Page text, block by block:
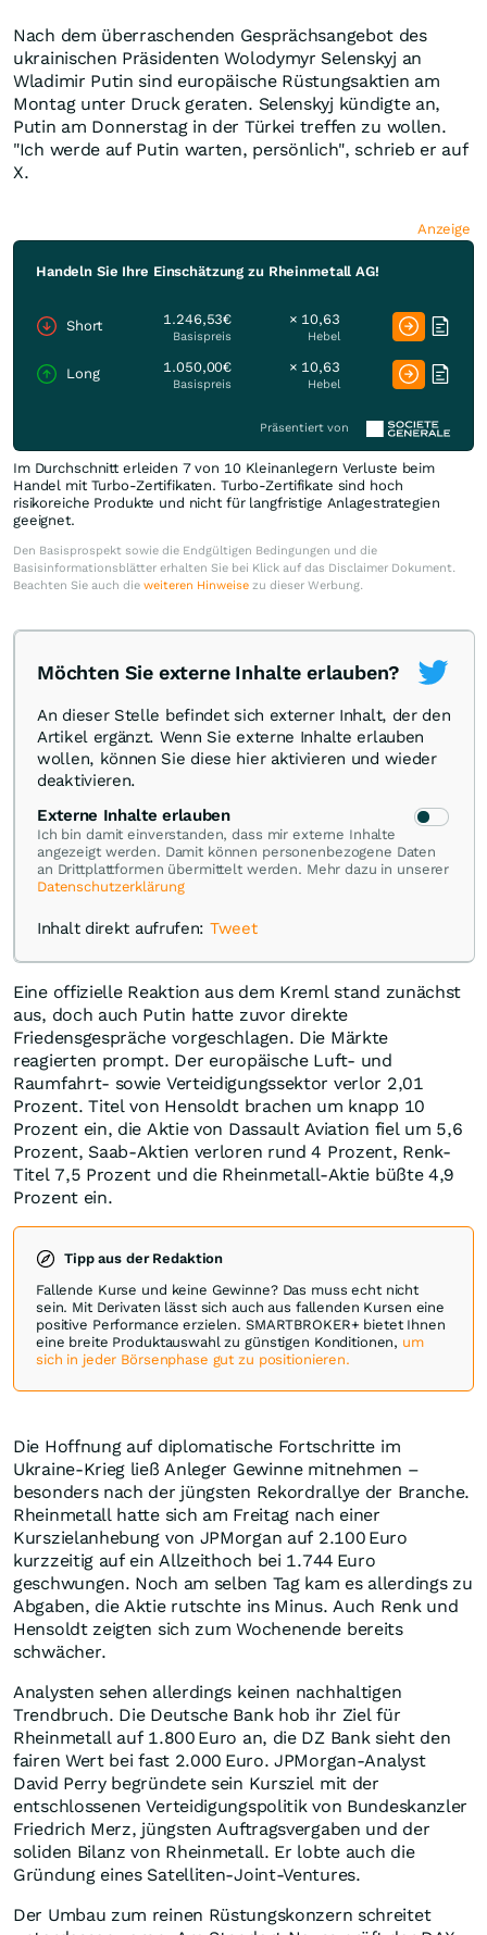
Nach dem überraschenden Gesprächsangebot des
ukrainischen Präsidenten Wolodymyr Selenskyj an
Wladimir Putin sind europäische Rüstungsaktien am
Montag unter Druck geraten. Selenskyj kündigte an,
Putin am Donnerstag in der Türkei treffen zu wollen.
"Ich werde auf Putin warten, persönlich", schrieb er auf
X.
Anzeige
Handeln Sie Ihre Einschätzung zu Rheinmetall AG!
Short 1.246,53€
Basispreis
× 10,63
Hebel
Long 1.050,00€
Basispreis
× 10,63
Hebel
Präsentiert von
Im Durchschnitt erleiden 7 von 10 Kleinanlegern Verluste beim
Handel mit Turbo-Zertifikaten. Turbo-Zertifikate sind hoch
risikoreiche Produkte und nicht für langfristige Anlagestrategien
geeignet.
Den Basisprospekt sowie die Endgültigen Bedingungen und die
Basisinformationsblätter erhalten Sie bei Klick auf das Disclaimer Dokument.
Beachten Sie auch die weiteren Hinweise zu dieser Werbung.
Möchten Sie externe Inhalte erlauben?
An dieser Stelle befindet sich externer Inhalt, der den
Artikel ergänzt. Wenn Sie externe Inhalte erlauben
wollen, können Sie diese hier aktivieren und wieder
deaktivieren.
Externe Inhalte erlauben
Ich bin damit einverstanden, dass mir externe Inhalte
angezeigt werden. Damit können personenbezogene Daten
an Drittplattformen übermittelt werden. Mehr dazu in unserer
Datenschutzerklärung
Inhalt direkt aufrufen: Tweet
Eine offizielle Reaktion aus dem Kreml stand zunächst
aus, doch auch Putin hatte zuvor direkte
Friedensgespräche vorgeschlagen. Die Märkte
reagierten prompt. Der europäische Luft- und
Raumfahrt- sowie Verteidigungssektor verlor 2,01
Prozent. Titel von Hensoldt brachen um knapp 10
Prozent ein, die Aktie von Dassault Aviation fiel um 5,6
Prozent, Saab-Aktien verloren rund 4 Prozent, Renk-
Titel 7,5 Prozent und die Rheinmetall-Aktie büßte 4,9
Prozent ein.
Tipp aus der Redaktion
Fallende Kurse und keine Gewinne? Das muss echt nicht
sein. Mit Derivaten lässt sich auch aus fallenden Kursen eine
positive Performance erzielen. SMARTBROKER+ bietet Ihnen
eine breite Produktauswahl zu günstigen Konditionen, um
sich in jeder Börsenphase gut zu positionieren.
Die Hoffnung auf diplomatische Fortschritte im
Ukraine-Krieg ließ Anleger Gewinne mitnehmen –
besonders nach der jüngsten Rekordrallye der Branche.
Rheinmetall hatte sich am Freitag nach einer
Kurszielanhebung von JPMorgan auf 2.100 Euro
kurzzeitig auf ein Allzeithoch bei 1.744 Euro
geschwungen. Noch am selben Tag kam es allerdings zu
Abgaben, die Aktie rutschte ins Minus. Auch Renk und
Hensoldt zeigten sich zum Wochenende bereits
schwächer.
Analysten sehen allerdings keinen nachhaltigen
Trendbruch. Die Deutsche Bank hob ihr Ziel für
Rheinmetall auf 1.800 Euro an, die DZ Bank sieht den
fairen Wert bei fast 2.000 Euro. JPMorgan-Analyst
David Perry begründete sein Kursziel mit der
entschlossenen Verteidigungspolitik von Bundeskanzler
Friedrich Merz, jüngsten Auftragsvergaben und der
soliden Bilanz von Rheinmetall. Er lobte auch die
Gründung eines Satelliten-Joint-Ventures.
Der Umbau zum reinen Rüstungskonzern schreitet